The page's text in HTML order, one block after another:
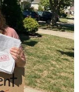
cầu, trước
xử lý hiệu quả
cùng với các
cao chủ nghĩa
đủ các cam kết
vào thúc đẩy
lệ, bình đẳng,